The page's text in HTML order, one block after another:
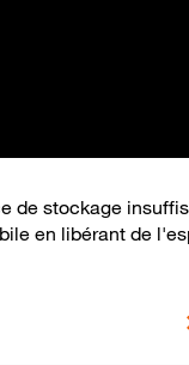
de stockage
en libérant de